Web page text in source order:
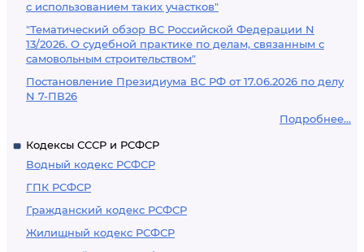
с использованием таких участков"
"Тематический обзор ВС Российской Федерации N
13/2026. О судебной практике по делам, связанным с
самовольным строительством"
Постановление Президиума ВС РФ от 17.06.2026 по делу
N 7-ПВ26
Подробнее...
Кодексы СССР и РСФСР
Водный кодекс РСФСР
ГПК РСФСР
Гражданский кодекс РСФСР
Жилищный кодекс РСФСР